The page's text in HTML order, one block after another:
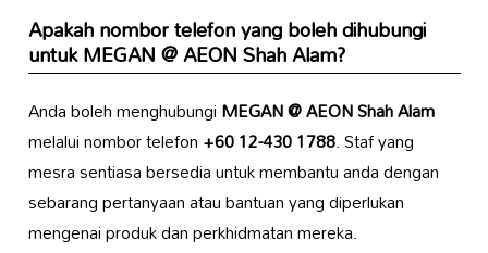
Apakah nombor telefon yang boleh dihubungi
untukMEGAN @ AEON Shah Alam?
Anda boleh menghubungiMEGAN @ AEON Shah Alam
melalui nombor telefon+60 12-430 1788. Staf yang
mesra sentiasa bersedia untuk membantu anda dengan
sebarang pertanyaan atau bantuan yang diperlukan
mengenai produk dan perkhidmatan mereka.